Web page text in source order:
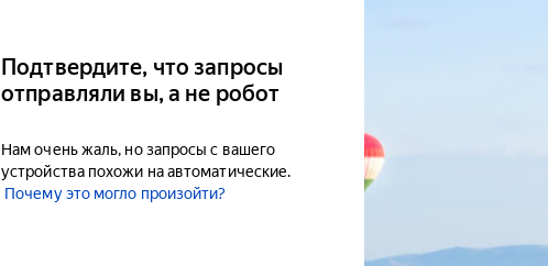
Подтвердите, что запросы
отправляли вы, а не робот
Нам очень жаль, но запросы с вашего
устройства похожи на автоматические.
Почему это могло произойти?